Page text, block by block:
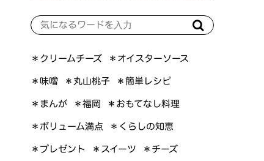
＊クリームチーズ ＊オイスターソース
＊味噌 ＊丸山桃子 ＊簡単レシピ
＊まんが ＊福岡 ＊おもてなし料理
＊ボリューム満点 ＊くらしの知恵
＊プレゼント ＊スイーツ ＊チーズ